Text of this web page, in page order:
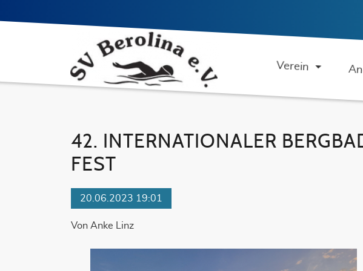
Verein
42. INTERNATIONALER
FEST
20.06.2023 19:01
Von Anke Linz